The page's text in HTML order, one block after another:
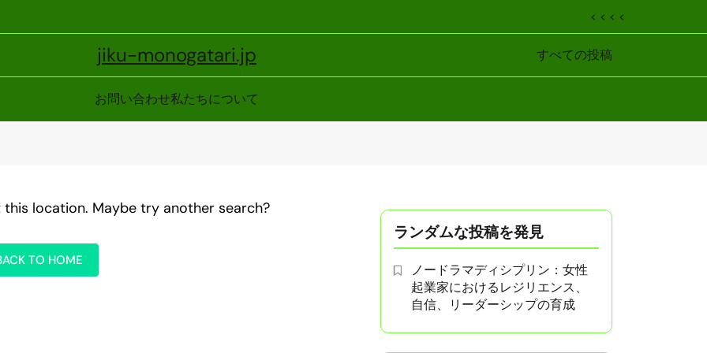
< < < <
jiku-monogatari.jp すべての投稿
お問い合わせ私たちについて
location. Maybe try another search?
TO HOME
ランダムな投稿を発見
ノードラマディシプリン：女性
起業家におけるレジリエンス、
自信、リーダーシップの育成